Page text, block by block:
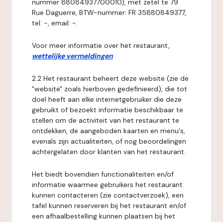
nummer 88084937700010), met zetel te 79
Rue Daguerre, BTW-nummer: FR 35880849377,
tel: -, email: -.
Voor meer informatie over het restaurant,
wettelijke vermeldingen .
2.2 Het restaurant beheert deze website (zie de
"website" zoals hierboven gedefinieerd), die tot
doel heeft aan elke internetgebruiker die deze
gebruikt of bezoekt informatie beschikbaar te
stellen om de activiteit van het restaurant te
ontdekken, de aangeboden kaarten en menu's,
evenals zijn actualiteiten, of nog beoordelingen
achtergelaten door klanten van het restaurant.
Het biedt bovendien functionaliteiten en/of
informatie waarmee gebruikers het restaurant
kunnen contacteren (zie contactverzoek), een
tafel kunnen reserveren bij het restaurant en/of
een afhaalbestelling kunnen plaatsen bij het